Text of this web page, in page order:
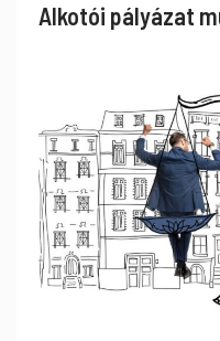
Alkotói pályázat